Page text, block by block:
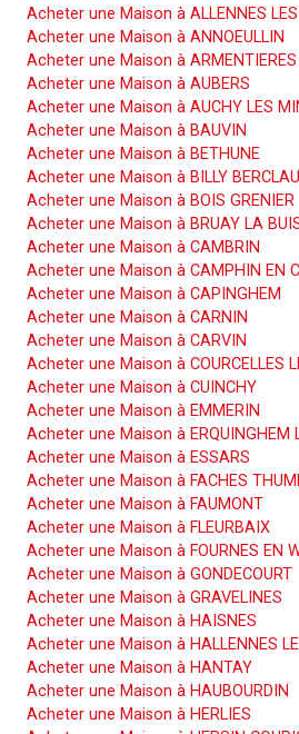
Acheter une Maison à ALLENNES
Acheter une Maison à ANNOEULLIN
Acheter une Maison à ARMENTIERES
Acheter une Maison à AUBERS
Acheter une Maison à AUCHY LES
Acheter une Maison à BAUVIN
Acheter une Maison à BETHUNE
Acheter une Maison à BILLY BERCLAU
Acheter une Maison à BOIS GRENIER
Acheter une Maison à BRUAY LA
Acheter une Maison à CAMBRIN
Acheter une Maison à CAMPHIN EN
Acheter une Maison à CAPINGHEM
Acheter une Maison à CARNIN
Acheter une Maison à CARVIN
Acheter une Maison à COURCELLES
Acheter une Maison à CUINCHY
Acheter une Maison à EMMERIN
Acheter une Maison à ERQUINGHEM
Acheter une Maison à ESSARS
Acheter une Maison à FACHES
Acheter une Maison à FAUMONT
Acheter une Maison à FLEURBAIX
Acheter une Maison à FOURNES EN
Acheter une Maison à GONDECOURT
Acheter une Maison à GRAVELINES
Acheter une Maison à HAISNES
Acheter une Maison à HALLENNES
Acheter une Maison à HANTAY
Acheter une Maison à HAUBOURDIN
Acheter une Maison à HERLIES